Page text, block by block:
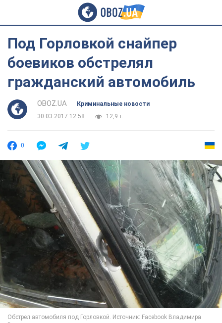
Под Горловкой снайпер
боевиков обстрелял
гражданский автомобиль
OBOZ.UA
Криминальные новости
30.03.2017 12:58
12,9 т.
0